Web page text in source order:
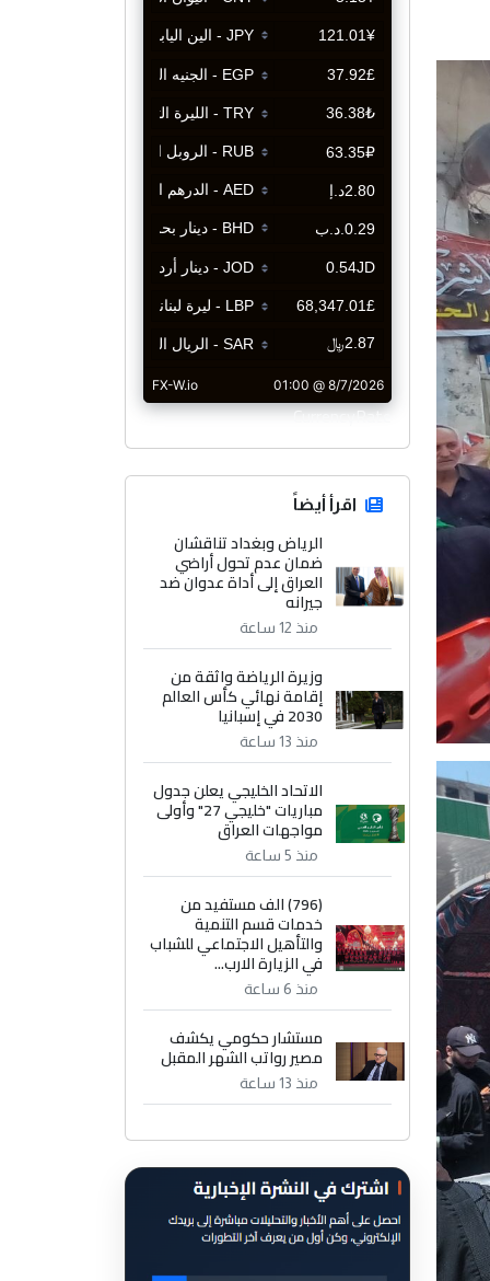
CurrencyRate
اقرأ أيضاً
الرياض وبغداد تناقشان
ضمان عدم تحول أراضي
العراق إلى أداة عدوان ضد
جيرانه
منذ 12 ساعة
وزيرة الرياضة واثقة من
إقامة نهائي كأس العالم
2030 في إسبانيا
منذ 13 ساعة
الاتحاد الخليجي يعلن جدول
مباريات "خليجي 27" وأولى
مواجهات العراق
منذ 5 ساعة
(796) الف مستفيد من
خدمات قسم التنمية
والتأهيل الاجتماعي للشباب
في الزيارة الارب...
منذ 6 ساعة
مستشار حكومي يكشف
مصير رواتب الشهر المقبل
منذ 13 ساعة